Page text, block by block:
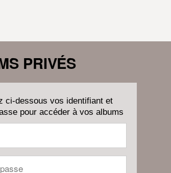
PRIVÉS
ci-dessous vos identifiant et
pour accéder à vos albums